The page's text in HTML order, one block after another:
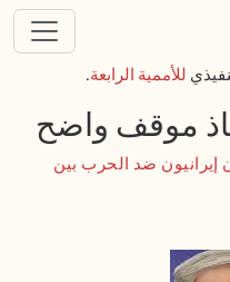
للأممية الرابعة.
موقف واضح
إيرانيون ضد الحرب بين